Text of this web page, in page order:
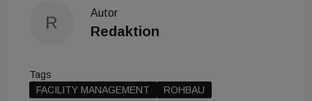
R
Autor
Redaktion
Tags
FACILITY MANAGEMENT
ROHBAU